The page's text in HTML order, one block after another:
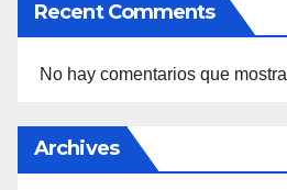
Recent Comments
No hay comentarios que
Archives